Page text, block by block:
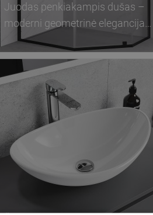
Juodas penkiakampis dušas –
moderni geometrinė elegancija
vonios kambaryje